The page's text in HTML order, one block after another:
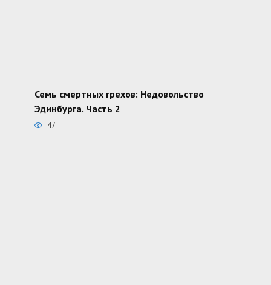
Семь смертных грехов: Недовольство
Эдинбурга. Часть 2
47